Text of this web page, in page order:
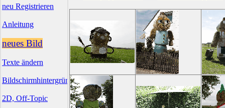
neu Registrieren
Anleitung
neues Bild
Texte ändern
Bildschirmhintergründe
2D, Off-Topic